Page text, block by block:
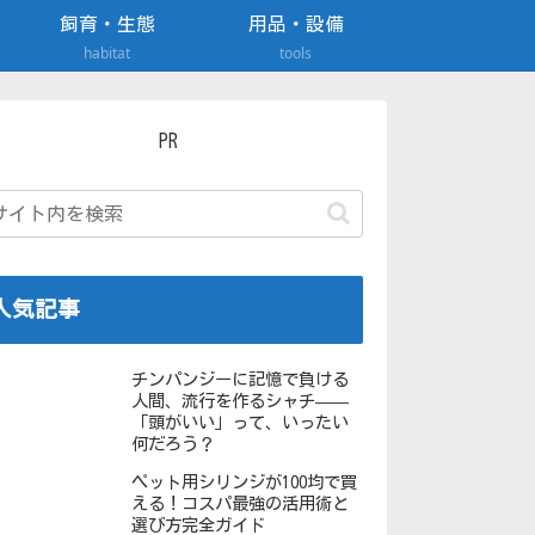
飼育・生態
habitat
用品・設備
tools
PR
気記事
チンパンジーに記憶で負ける
人間、流行を作るシャチ——
「頭がいい」って、いったい
何だろう？
ペット用シリンジが100均で買
える！コスパ最強の活用術と
選び方完全ガイド